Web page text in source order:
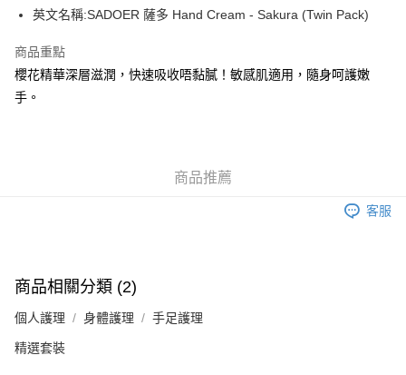
JD京東物流，訂單確認發貨後2-4個工作天送達
滿 HK$250.00 或以上免運費
英文名稱:SADOER 薩多 Hand Cream - Sakura (Twin Pack)
商品重點
櫻花精華深層滋潤，快速吸收唔黏膩！敏感肌適用，隨身呵護嫩
手。
商品推薦
客服
商品相關分類 (2)
個人護理 身體護理 手足護理
精選套裝